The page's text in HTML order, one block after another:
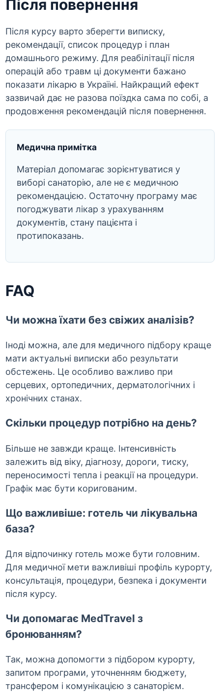
Після повернення
Після курсу варто зберегти виписку,
рекомендації, список процедур і план
домашнього режиму. Для реабілітації після
операцій або травм ці документи бажано
показати лікарю в Україні. Найкращий ефект
зазвичай дає не разова поїздка сама по собі, а
продовження рекомендацій після повернення.
Медична примітка
Матеріал допомагає зорієнтуватися у
виборі санаторію, але не є медичною
рекомендацією. Остаточну програму має
погоджувати лікар з урахуванням
документів, стану пацієнта і
протипоказань.
FAQ
Чи можна їхати без свіжих аналізів?
Іноді можна, але для медичного підбору краще
мати актуальні виписки або результати
обстежень. Це особливо важливо при
серцевих, ортопедичних, дерматологічних і
хронічних станах.
Скільки процедур потрібно на день?
Більше не завжди краще. Інтенсивність
залежить від віку, діагнозу, дороги, тиску,
переносимості тепла і реакції на процедури.
Графік має бути коригованим.
Що важливіше: готель чи лікувальна
база?
Для відпочинку готель може бути головним.
Для медичної мети важливіші профіль курорту,
консультація, процедури, безпека і документи
після курсу.
Чи допомагає MedTravel з
бронюванням?
Так, можна допомогти з підбором курорту,
запитом програми, уточненням бюджету,
трансфером і комунікацією з санаторієм.